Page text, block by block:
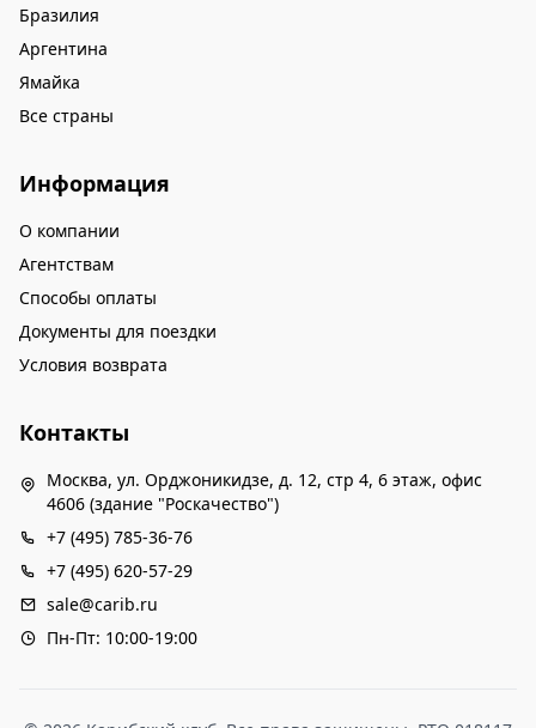
Бразилия
Аргентина
Ямайка
Все страны
Информация
О компании
Агентствам
Способы оплаты
Документы для поездки
Условия возврата
Контакты
Москва, ул. Орджоникидзе, д. 12, стр 4, 6 этаж, офис
4606 (здание "Роскачество")
+7 (495) 785-36-76
+7 (495) 620-57-29
sale@carib.ru
Пн-Пт: 10:00-19:00